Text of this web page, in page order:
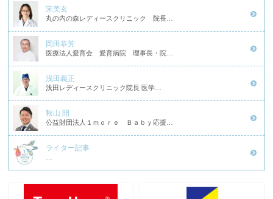
宋美玄
丸の内の森レディースクリニック 院長…
岡田恭芳
医療法人愛育会 愛育病院 理事長・院…
浅田義正
浅田レディースクリニック院長 医学…
秋山 開
公益財団法人１ｍｏｒｅ Ｂａｂｙ応援…
ライター記事